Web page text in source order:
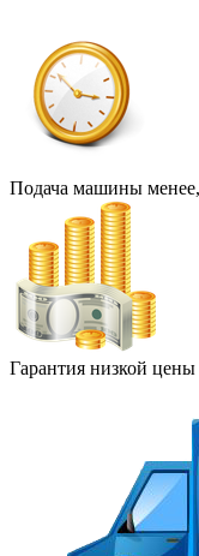
Подача машины менее,
Гарантия низкой цены